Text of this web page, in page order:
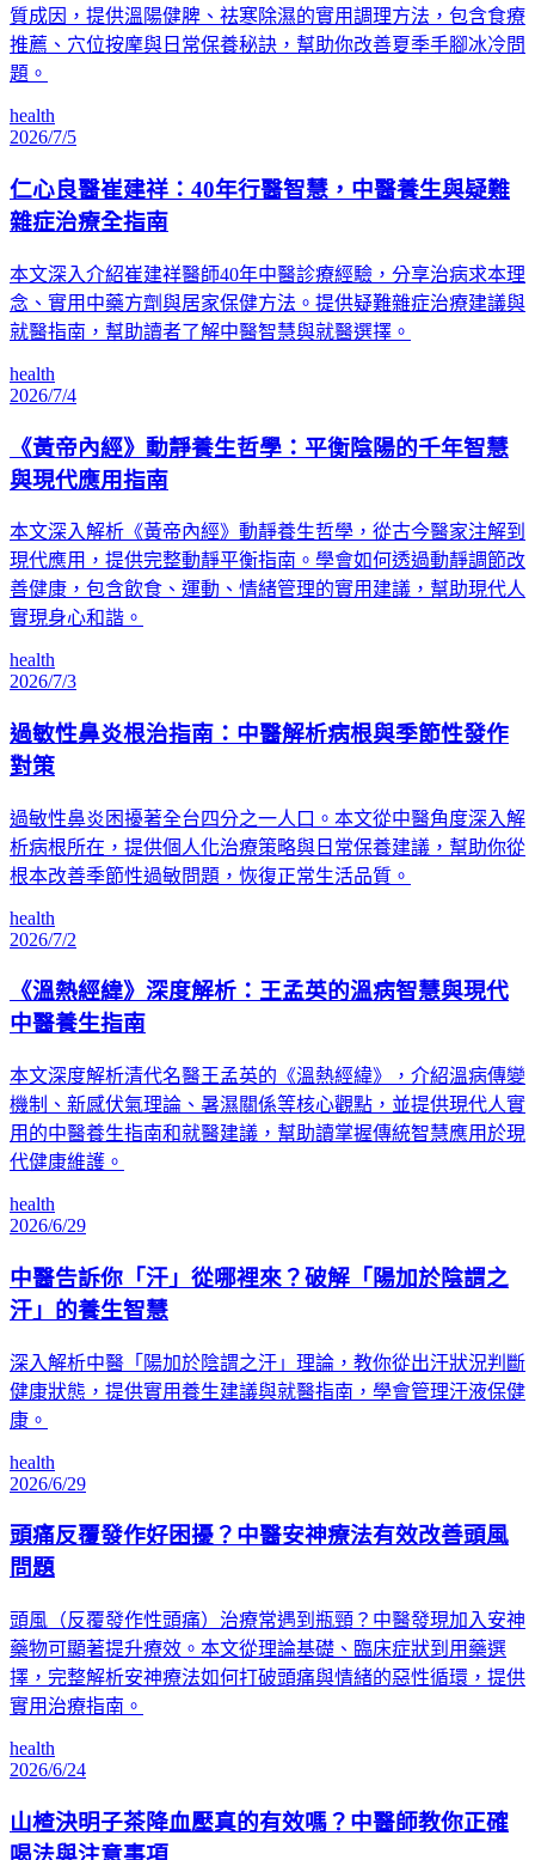
質成因，提供溫陽健脾、祛寒除濕的實用調理方法，包含食療
推薦、穴位按摩與日常保養秘訣，幫助你改善夏季手腳冰冷問
題。
health
2026/7/5
仁心良醫崔建祥：40年行醫智慧，中醫養生與疑難
雜症治療全指南
本文深入介紹崔建祥醫師40年中醫診療經驗，分享治病求本理
念、實用中藥方劑與居家保健方法。提供疑難雜症治療建議與
就醫指南，幫助讀者了解中醫智慧與就醫選擇。
health
2026/7/4
《黃帝內經》動靜養生哲學：平衡陰陽的千年智慧
與現代應用指南
本文深入解析《黃帝內經》動靜養生哲學，從古今醫家注解到
現代應用，提供完整動靜平衡指南。學會如何透過動靜調節改
善健康，包含飲食、運動、情緒管理的實用建議，幫助現代人
實現身心和諧。
health
2026/7/3
過敏性鼻炎根治指南：中醫解析病根與季節性發作
對策
過敏性鼻炎困擾著全台四分之一人口。本文從中醫角度深入解
析病根所在，提供個人化治療策略與日常保養建議，幫助你從
根本改善季節性過敏問題，恢復正常生活品質。
health
2026/7/2
《溫熱經緯》深度解析：王孟英的溫病智慧與現代
中醫養生指南
本文深度解析清代名醫王孟英的《溫熱經緯》，介紹溫病傳變
機制、新感伏氣理論、暑濕關係等核心觀點，並提供現代人實
用的中醫養生指南和就醫建議，幫助讀掌握傳統智慧應用於現
代健康維護。
health
2026/6/29
中醫告訴你「汗」從哪裡來？破解「陽加於陰謂之
汗」的養生智慧
深入解析中醫「陽加於陰謂之汗」理論，教你從出汗狀況判斷
健康狀態，提供實用養生建議與就醫指南，學會管理汗液保健
康。
health
2026/6/29
頭痛反覆發作好困擾？中醫安神療法有效改善頭風
問題
頭風（反覆發作性頭痛）治療常遇到瓶頸？中醫發現加入安神
藥物可顯著提升療效。本文從理論基礎、臨床症狀到用藥選
擇，完整解析安神療法如何打破頭痛與情緒的惡性循環，提供
實用治療指南。
health
2026/6/24
山楂決明子茶降血壓真的有效嗎？中醫師教你正確
喝法與注意事項